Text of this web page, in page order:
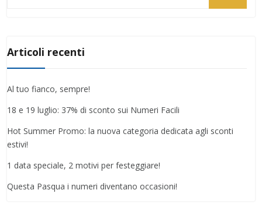
Articoli recenti
Al tuo fianco, sempre!
18 e 19 luglio: 37% di sconto sui Numeri Facili
Hot Summer Promo: la nuova categoria dedicata agli sconti
estivi!
1 data speciale, 2 motivi per festeggiare!
Questa Pasqua i numeri diventano occasioni!